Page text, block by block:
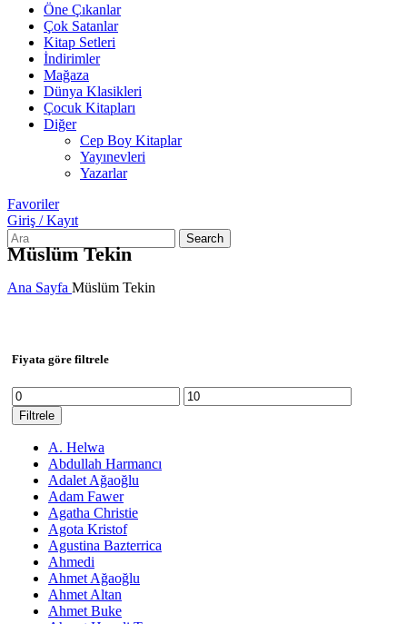
Öne Çıkanlar
Çok Satanlar
Kitap Setleri
İndirimler
Mağaza
Dünya Klasikleri
Çocuk Kitapları
Diğer
Cep Boy Kitaplar
Yayınevleri
Yazarlar
Favoriler
Giriş / Kayıt
Search
Müslüm Tekin
Ana Sayfa Müslüm Tekin
Fiyata göre filtrele
En
düşük
fiyat
En
yüksek
Filtrele
A. Helwa
Abdullah Harmancı
Adalet Ağaoğlu
Adam Fawer
Agatha Christie
Agota Kristof
Agustina Bazterrica
Ahmedi
Ahmet Ağaoğlu
Ahmet Altan
Ahmet Buke